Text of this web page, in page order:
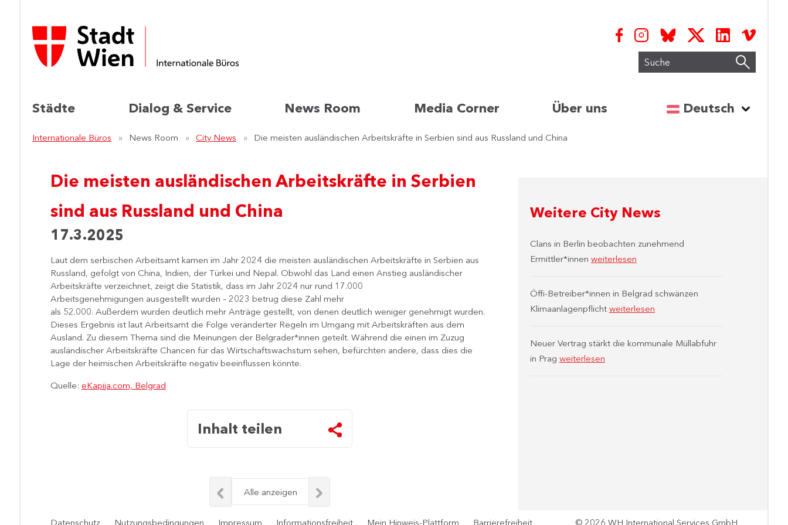
Suche
Städte Dialog & Service News Room Media Corner Über uns Sprache
Deutsch
Internationale Büros News Room City News Die meisten ausländischen Arbeitskräfte in Serbien sind aus Russland und China
Die meisten ausländischen Arbeitskräfte in Serbien
sind aus Russland und China
17.3.2025
Laut dem serbischen Arbeitsamt kamen im Jahr 2024 die meisten ausländischen Arbeitskräfte in Serbien aus
Russland, gefolgt von China, Indien, der Türkei und Nepal. Obwohl das Land einen Anstieg ausländischer
Arbeitskräfte verzeichnet, zeigt die Statistik, dass im Jahr 2024 nur rund 17.000
Arbeitsgenehmigungen ausgestellt wurden – 2023 betrug diese Zahl mehr
als 52.000. Außerdem wurden deutlich mehr Anträge gestellt, von denen deutlich weniger genehmigt wurden.
Dieses Ergebnis ist laut Arbeitsamt die Folge veränderter Regeln im Umgang mit Arbeitskräften aus dem
Ausland. Zu diesem Thema sind die Meinungen der Belgrader*innen geteilt. Während die einen im Zuzug
ausländischer Arbeitskräfte Chancen für das Wirtschaftswachstum sehen, befürchten andere, dass dies die
Lage der heimischen Arbeitskräfte negativ beeinflussen könnte.
Quelle: eKapija.com, Belgrad
Inhalt teilen
Alle anzeigen
Weitere City News
Clans in Berlin beobachten zunehmend
Ermittler*innen weiterlesen
Öffi-Betreiber*innen in Belgrad schwänzen
Klimaanlagenpflicht weiterlesen
Neuer Vertrag stärkt die kommunale Müllabfuhr
in Prag weiterlesen
Datenschutz Nutzungsbedingungen Impressum Informationsfreiheit Mein Hinweis-Plattform Barrierefreiheit © 2026 WH International Services GmbH